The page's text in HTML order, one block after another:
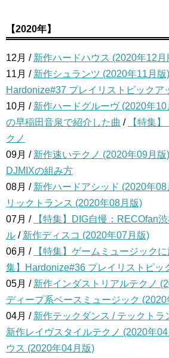
【2020年】
12月 / 新作ハードハウス (2020年12月
11月 / 新作シュランツ (2020年11月版)
Hardonize#37 プレイリストピックア
10月 / 新作ハードグルーヴ (2020年10
の早稲田音泉で紹介した曲 /
【特集
クノ
09月 / 新作速いテクノ (2020年09月版)
DJMIXの組み方
08月 / 新作ハードアシッド (2020年08
リックトランス (2020年08月版)
07月 /
【特集】DIG自慢：RECOfan
ル / 新作ディスコ (2020年07月版)
06月 /
【特集】ゲームミュージック
集】Hardonize#36 プレイリストピッ
05月 / 新作インダストリアルテクノ
ディープ系ベースミュージック
04月 / 新作テックダンス / テックトラ
新作レイヴスタイルテクノ (2020年
ウス (2020年04月版)